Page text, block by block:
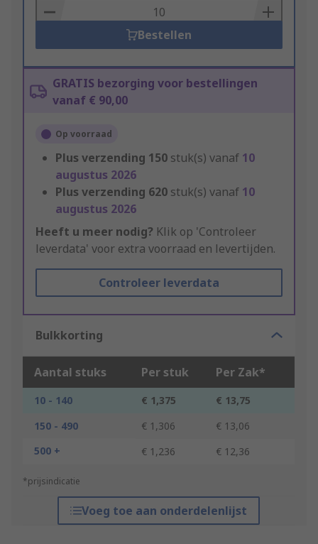
Basket
Bestellen
GRATIS bezorging voor bestellingen
vanaf € 90,00
Op voorraad
Plus verzending 150 stuk(s) vanaf 10
augustus 2026
Plus verzending 620 stuk(s) vanaf 10
augustus 2026
Heeft u meer nodig? Klik op 'Controleer
leverdata' voor extra voorraad en levertijden.
Controleer leverdata
Bulkkorting
Aantal stuks Per stuk Per Zak*
10 - 140 € 1,375
€ 13,75
150 - 490
€ 1,306
€ 13,06
500 +
€ 1,236 € 12,36
*prijsindicatie
Voeg toe aan onderdelenlijst